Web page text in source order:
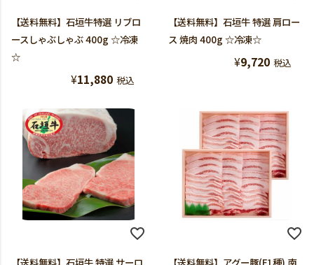
【送料無料】石垣牛特選 リブロ
ースしゃぶしゃぶ 400g ☆冷凍
☆
¥11,880 税込
【送料無料】石垣牛 特選 肩ロー
ス 焼肉 400g ☆冷凍☆
¥9,720 税込
【送料無料】石垣牛 特選 サーロ
【送料無料】アグー豚(F1種) 南